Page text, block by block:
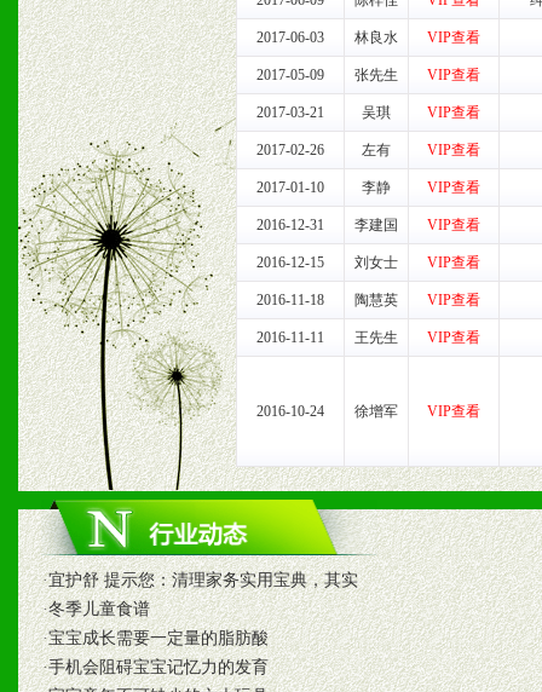
七、招商代理（全国各地）
1、认同我们的经营理念。
2、具备较好商业信誉和资
3、具备区域内良好的终端
4、具备一定业务团队能力
道，医药渠道并为之提供
5、具备较强的市场操作意
八、品牌产品
1、不断提升品牌的知名度
2、不断开创新产品不断满
化。
2017-06-03 林良水 VIP查看
2017-05-09 张先生 VIP查看
2017-03-21 吴琪 VIP查看
2017-02-26 左有 VIP查看
2017-01-10 李静 VIP查看
2016-12-31 李建国 VIP查看
2016-12-15 刘女士 VIP查看
2016-11-18 陶慧英 VIP查看
2016-11-11 王先生 VIP查看
2016-10-24 徐增军 VIP查看
·宜护舒 提示您：清理家务实用宝典，其实
·冬季儿童食谱
·宝宝成长需要一定量的脂肪酸
·手机会阻碍宝宝记忆力的发育